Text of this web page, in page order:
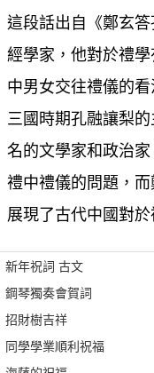
這段話出自《鄭玄
經學家，他對於禮
中男女交往禮儀的
三國時期孔融讓梨
名的文學家和政治
禮中禮儀的問題，
展現了古代中國對
新年祝詞 古文
鋼琴獨奏會賀詞
招財樹吉祥
同學學業順利祝福